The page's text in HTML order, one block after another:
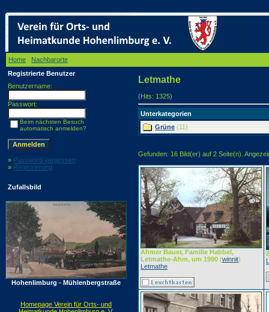
Home Nachbarorte
Registrierte Benutzer
Benutzername:
Passwort:
Beim nächsten Besuch
automatisch anmelden?
» Password vergessen
» Registrierung
Zufallsbild
Hohenlimburg - Mühlenbergstraße
Homepage Verein für Orts- und
Letmathe
(Hits: 1325)
Unterkategorien
Grüne (11)
Gefunden: 16 Bild(er) auf 2 Seite(n).
Ahmer Bauer, Familie Habbel,
Letmathe-Ahm, um 1990 (winnit)
Letmathe